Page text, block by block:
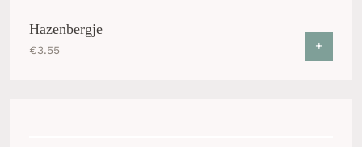
Hazenbergje
€3.55 +